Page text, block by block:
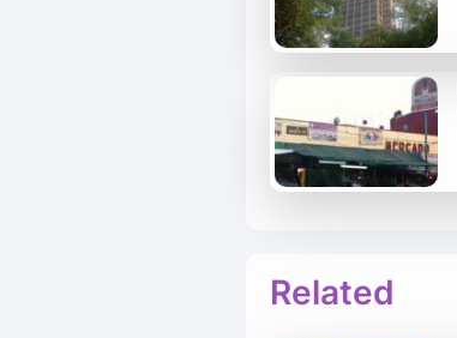
Related